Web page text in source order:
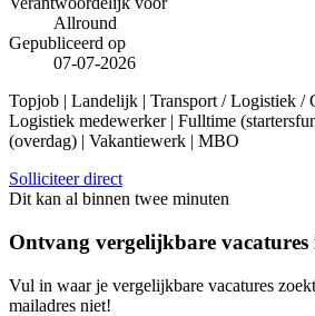
Allround
Gepubliceerd op
07-07-2026
Topjob | Landelijk | Transport / Logistiek /
Logistiek medewerker | Fulltime
(overdag) | Vakantiewerk | MBO
Solliciteer direct
Dit kan al binnen twee minuten
Ontvang vergelijkbare
Vul in waar je vergelijkbare vacatures
mailadres niet!